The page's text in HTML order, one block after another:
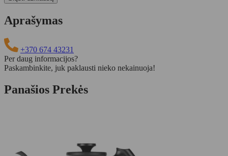
Aprašymas
+370 674 43231
Per daug informacijos?
Paskambinkite, juk paklausti nieko nekainuoja!
Panašios Prekės